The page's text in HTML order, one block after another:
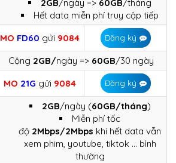
2GB/ngày => 60GB/tháng
Hết data miễn phí truy cập tiếp
MO FD60 gửi 9084 Đăng ký
Cộng 2GB/ngày => 60GB/30 ngày
MO 21G gửi9084 Đăng ký
2GB/ngày (60GB/tháng)
Miễn phí tốc
độ 2Mbps/2Mbps khi hết data vẫn
xem phim, youtube, tiktok … bình
thường